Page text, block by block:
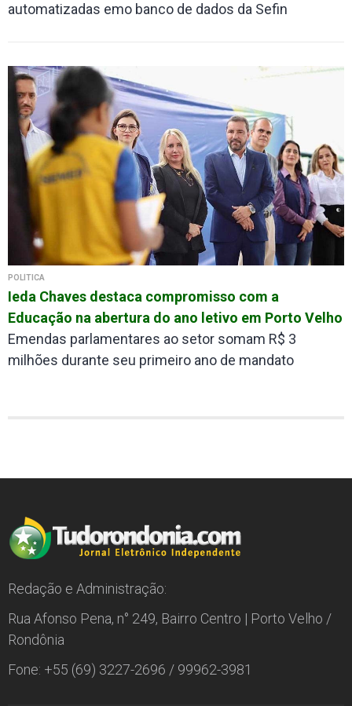
automatizadas emo banco de dados da Sefin
POLÍTICA
Ieda Chaves destaca compromisso com a
Educação na abertura do ano letivo em Porto Velho
Emendas parlamentares ao setor somam R$ 3
milhões durante seu primeiro ano de mandato
Redação e Administração:
Rua Afonso Pena, n° 249, Bairro Centro | Porto Velho /
Rondônia
Fone: +55 (69) 3227-2696 / 99962-3981